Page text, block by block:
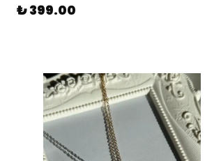
₺ 399.00